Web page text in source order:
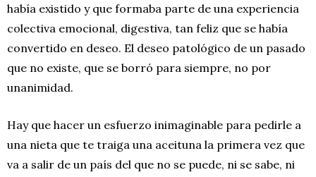
había existido y que formaba parte de una experiencia
colectiva emocional, digestiva, tan feliz que se había
convertido en deseo. El deseo patológico de un pasado
que no existe, que se borró para siempre, no por
unanimidad.
Hay que hacer un esfuerzo inimaginable para pedirle a
una nieta que te traiga una aceituna la primera vez que
va a salir de un país del que no se puede, ni se sabe, ni